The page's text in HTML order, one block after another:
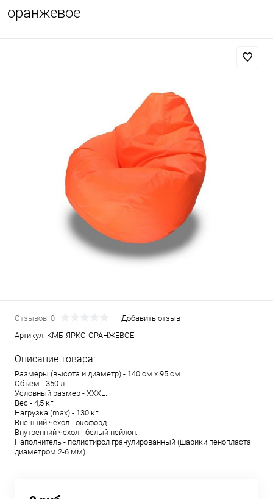
оранжевое
Отзывов: 0
Добавить отзыв
Артикул: КМБ-ЯРКО-ОРАНЖЕВОЕ
Описание товара:
Размеры (высота и диаметр) - 140 см х 95 см.
Объем - 350 л.
Условный размер - XXXL.
Вес - 4,5 кг.
Нагрузка (max) - 130 кг.
Внешний чехол - оксфорд.
Внутренний чехол - белый нейлон.
Наполнитель - полистирол гранулированный (шарики пенопласта
диаметром 2-6 мм).